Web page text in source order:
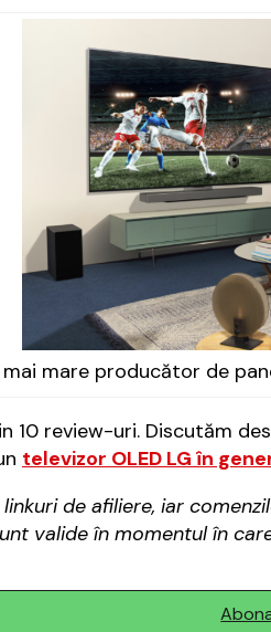
mare producător de
10 review-uri. Discutăm
televizor OLED LG în
de afiliere, iar
valide în momentul în